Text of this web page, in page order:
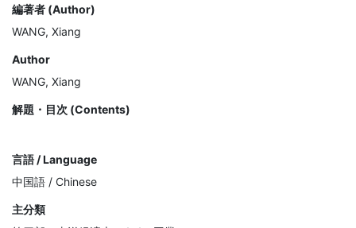
編著者 (Author)
WANG, Xiang
Author
WANG, Xiang
解題・目次 (Contents)
言語 / Language
中国語 / Chinese
主分類